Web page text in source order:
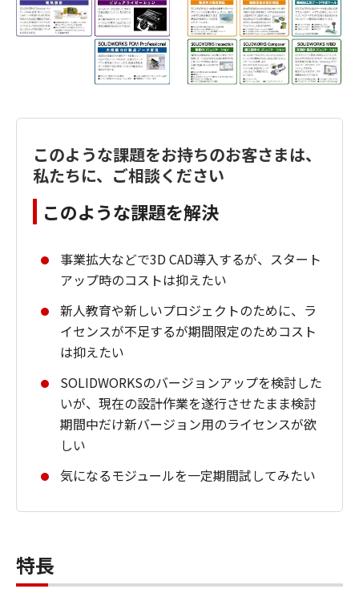
このような課題をお持ちのお客さまは、
私たちに、ご相談ください
このような課題を解決
事業拡大などで3D CAD導入するが、スタート
アップ時のコストは抑えたい
新人教育や新しいプロジェクトのために、ラ
イセンスが不足するが期間限定のためコスト
は抑えたい
SOLIDWORKSのバージョンアップを検討した
いが、現在の設計作業を遂行させたまま検討
期間中だけ新バージョン用のライセンスが欲
しい
気になるモジュールを一定期間試してみたい
特長